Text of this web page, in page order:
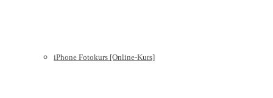
iPhone Fotokurs [Online-Kurs]